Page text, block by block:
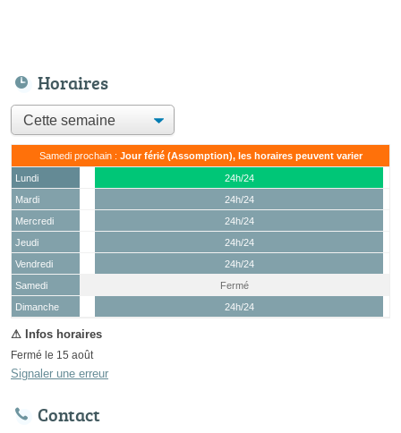
Horaires
Samedi prochain : Jour férié (Assomption), les horaires peuvent varier
Lundi
24h/24
Mardi
24h/24
Mercredi
24h/24
Jeudi
24h/24
Vendredi
24h/24
Samedi
(15 août)
Fermé
Dimanche
24h/24
Fermé le 15 août
Signaler une erreur
Contact